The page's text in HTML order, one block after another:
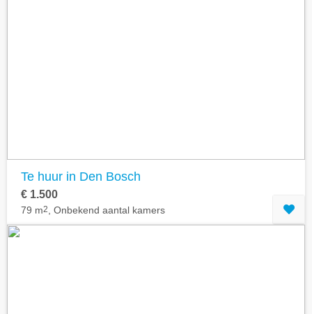
Te huur in Den Bosch
€ 1.500
79 m2 , Onbekend aantal kamers